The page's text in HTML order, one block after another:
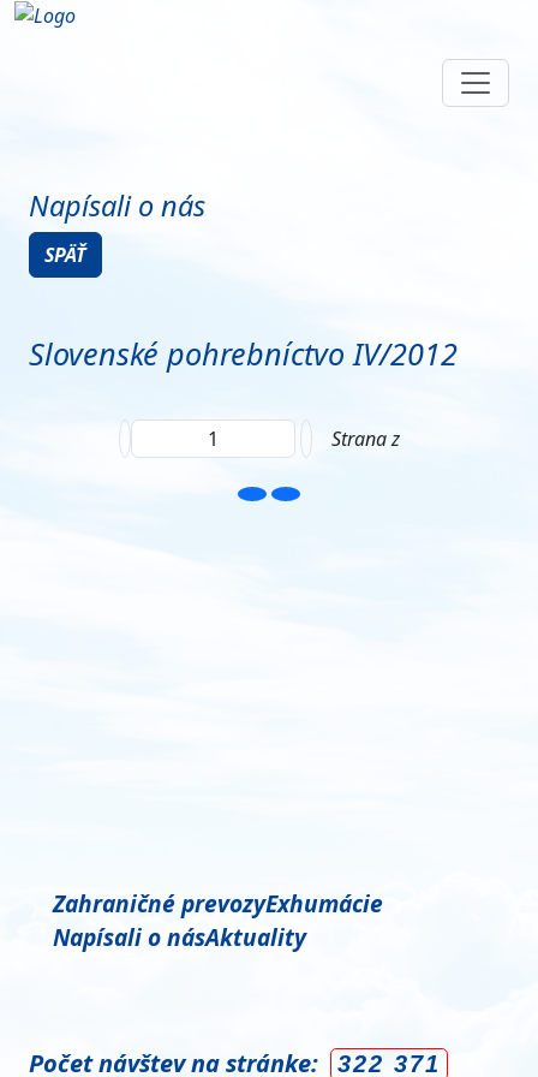
Napísali o nás
SPÄŤ
Slovenské pohrebníctvo IV/2012
Stranaz
Zahraničné prevozyExhumácie
Napísali o násAktuality
Počet návštev na stránke: 322 371